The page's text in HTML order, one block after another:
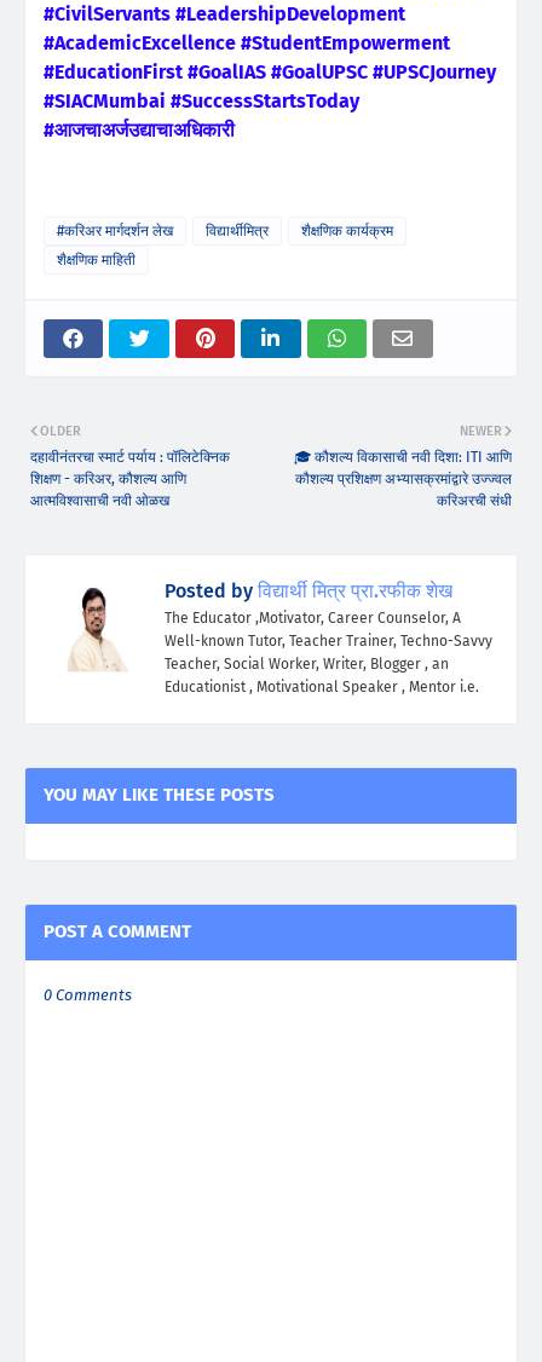
#CivilServants #LeadershipDevelopment
#AcademicExcellence #StudentEmpowerment
#EducationFirst #GoalIAS #GoalUPSC #UPSCJourney
#SIACMumbai #SuccessStartsToday
#आजचाअर्जउद्याचाअधिकारी
#करिअर मार्गदर्शन लेख विद्यार्थीमित्र
शैक्षणिक कार्यक्रम
शैक्षणिक माहिती
NEWER
🎓 कौशल्य विकासाची नवी दिशा: ITI आणि
कौशल्य प्रशिक्षण अभ्यासक्रमांद्वारे उज्ज्वल
करिअरची संधी
OLDER
दहावीनंतरचा स्मार्ट पर्याय : पॉलिटेक्निक
शिक्षण - करिअर, कौशल्य आणि
आत्मविश्वासाची नवी ओळख
Posted by विद्यार्थी मित्र प्रा.रफीक शेख
The Educator ,Motivator, Career Counselor, A
Well-known Tutor, Teacher Trainer, Techno-Savvy
Teacher, Social Worker, Writer, Blogger , an
Educationist , Motivational Speaker , Mentor i.e.
YOU MAY LIKE THESE POSTS
POST A COMMENT
0 Comments